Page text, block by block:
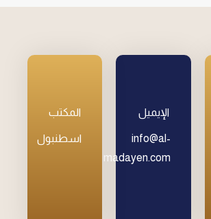
الإيميل
info@al-
madayen.com
المكتب
اسطنبول